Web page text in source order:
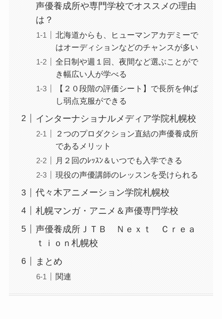
声優養成所や専門学校でオススメの理由
は？
北海道からも、ヒューマンアカデミーで
はオーディションなどのチャンスが多い
全日制や週１回、夜間など選ぶことがで
き幅広い人が学べる
【２０段階の評価シート】で長所を伸ば
し弱点克服ができる
インターナショナルメディア学院札幌校
２つのプロダクション直結の声優養成所
であるメリット
月２回のﾚｯｽﾝ＆いつでも入学できる
現役の声優講師のレッスンを受けられる
代々木アニメーション学院札幌校
札幌マンガ・アニメ＆声優専門学校
声優養成所ＪＴＢ Ｎｅｘｔ Ｃｒｅａ
ｔｉｏｎ札幌校
まとめ
関連